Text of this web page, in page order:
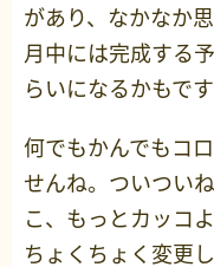
があり、なかなか
月中には完成する
らいになるかもで
何でもかんでもコ
せんね。ついつい
こ、もっとカッコ
ちょくちょく変更